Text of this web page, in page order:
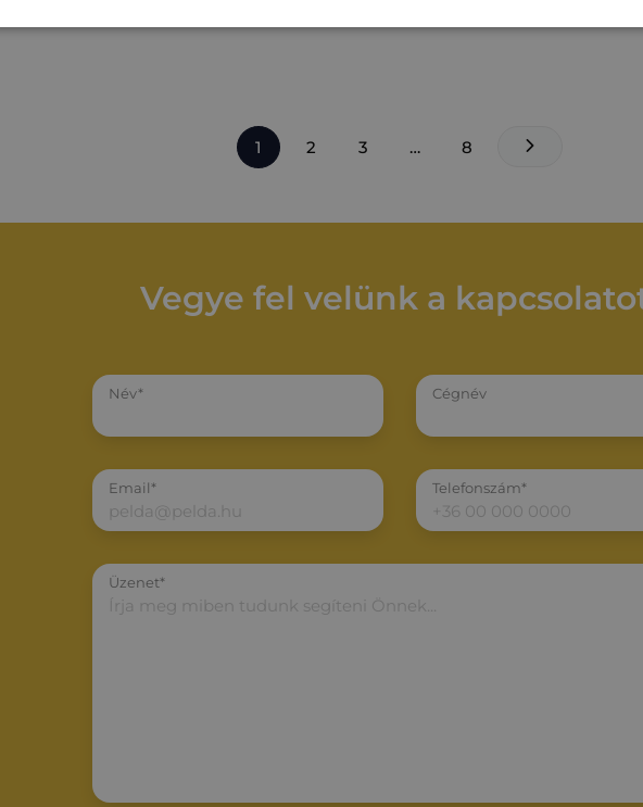
1 2 3 … 8
Vegye fel velünk a
Név* Cégnév
Email* Telefonszám*
Üzenet*